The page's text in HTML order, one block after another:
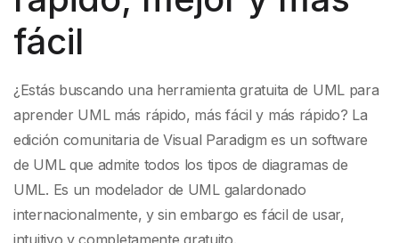
fácil
¿Estás buscando una herramienta gratuita de UML para
aprender UML más rápido, más fácil y más rápido? La
edición comunitaria de Visual Paradigm es un software
de UML que admite todos los tipos de diagramas de
UML. Es un modelador de UML galardonado
internacionalmente, y sin embargo es fácil de usar,
intuitivo y completamente gratuito.